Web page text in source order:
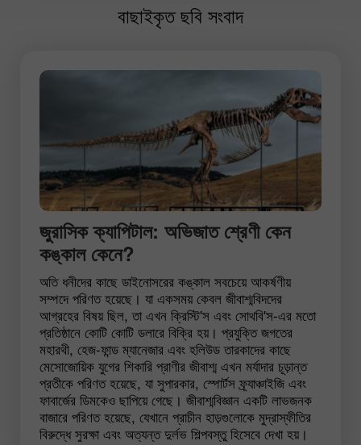
বাছাইকৃত ছবি সংবাদ
জুরাসিক ক্যাপিটাল: অভিজাত শ্রেণী কেন
কঙ্কাল কেনে?
অতি ধনীদের কাছে ডাইনোসরের কঙ্কাল সবচেয়ে আকর্ষণীয়
সম্পদে পরিণত হয়েছে। যা একসময় কেবল জীবাশ্মবিদদের
আগ্রহের বিষয় ছিল, তা এখন ক্রিস্টি'স এবং সোথবি'স-এর মতো
প্রতিষ্ঠানে কোটি কোটি ডলারে বিক্রি হয়। প্রযুক্তি জগতের
মহারথী, হেজ-ফান্ড ম্যানেজার এবং হলিউড তারকাদের কাছে
মেসোজোয়িক যুগের শিকারি প্রাণীর জীবাশ্ম এখন মর্যাদার চূড়ান্ত
প্রতীকে পরিণত হয়েছে, যা সুপারকার, স্পোর্টস ফ্র্যাঞ্চাইজি এবং
ফাবার্জের ডিমকেও ছাপিয়ে গেছে। জীবাশ্মবিজ্ঞান একটি লাভজনক
বাজারে পরিণত হয়েছে, যেখানে প্রাচীন হাড়গুলোকে মুদ্রাস্ফীতির
বিরুদ্ধে সুরক্ষা এবং অত্যন্ত দুর্লভ শিল্পবস্তু হিসেবে দেখা হয়।